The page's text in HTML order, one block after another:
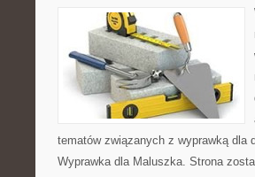
tematów związanych z wyprawką dla
Wyprawka dla Maluszka. Strona